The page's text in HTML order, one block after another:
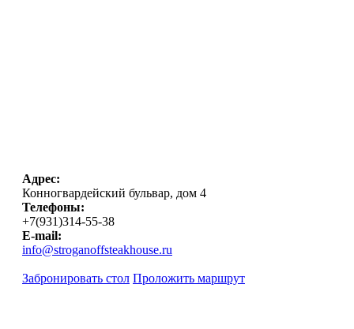
Адрес:
Конногвардейский бульвар, дом 4
Телефоны:
+7(931)314-55-38
E-mail:
info@stroganoffsteakhouse.ru
Забронировать стол Проложить маршрут